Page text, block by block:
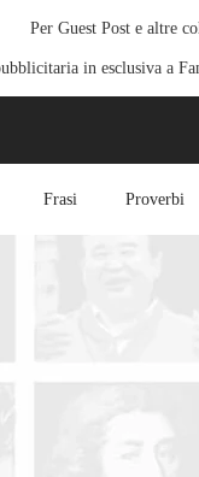
Per Guest Post e altre
in esclusiva a
Frasi Proverbi